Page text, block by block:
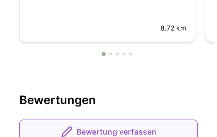
8.72 km
Bewertungen
Bewertung verfassen